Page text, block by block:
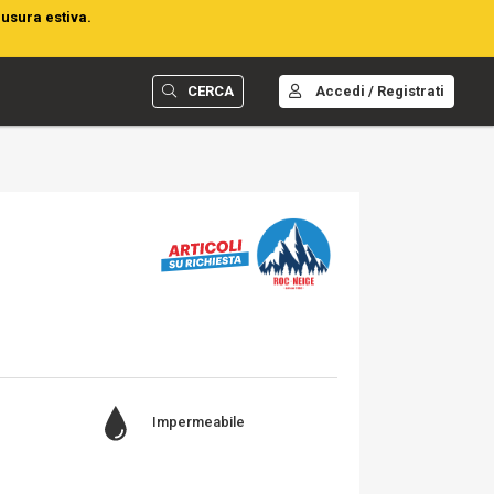
estiva.
CERCA Accedi / Registrati
Impermeabile